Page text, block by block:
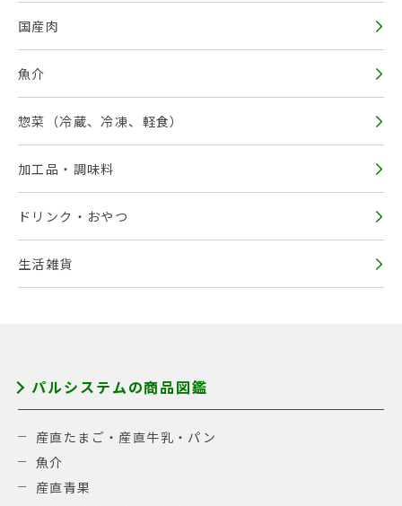
国産肉
魚介
惣菜（冷蔵、冷凍、軽食）
加工品・調味料
ドリンク・おやつ
生活雑貨
パルシステムの商品図鑑
産直たまご・産直牛乳・パン
魚介
産直青果